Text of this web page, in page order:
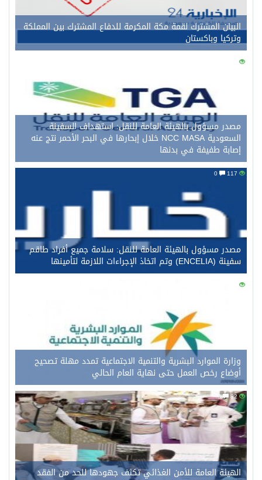
البيان المشترك لقمة مكة المكرمة للدفاع المشترك بين المملكة
وتركيا وباكستان
131
مصدر مسؤول بالهيئة العامة للنقل: استهداف السفينة
السعودية NCC MASA خلال إبحارها في البحر الأحمر نتج عنه
إصابة طفيفة في بدنها
مصدر مسؤول بالهيئة العامة للنقل: سلامة جميع أفراد طاقم
سفينة (ENCELIA) وتم اتخاذ الإجراءات اللازمة لتأمينها
102
وزارة الموارد البشرية والتنمية الاجتماعية تمدد مهلة تصحيح
أوضاع رخص العمل حتى نهاية العام الحالي
82
0
الهيئة العامة للأمن الغذائي تكثف جهودها للحد من الفقد